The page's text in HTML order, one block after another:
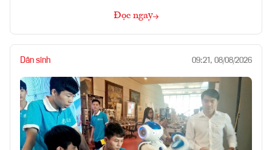
Đọc ngay
Dân sinh 09:21, 08/08/2026